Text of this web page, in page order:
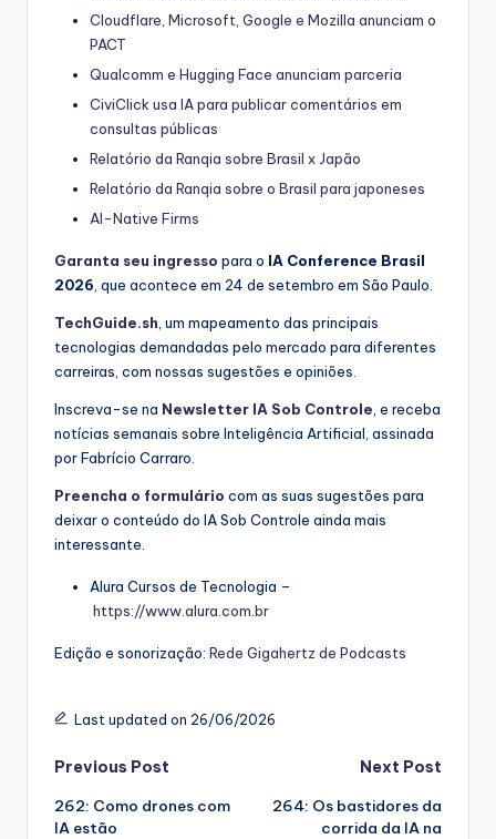
Cloudflare, Microsoft, Google e Mozilla anunciam o
PACT
Qualcomm e Hugging Face anunciam parceria
CiviClick usa IA para publicar comentários em
consultas públicas
Relatório da Ranqia sobre Brasil x Japão
Relatório da Ranqia sobre o Brasil para japoneses
AI-Native Firms
Garanta seu ingresso para o IA Conference Brasil
2026, que acontece em 24 de setembro em São Paulo.
TechGuide.sh, um mapeamento das principais
tecnologias demandadas pelo mercado para diferentes
carreiras, com nossas sugestões e opiniões.
Inscreva-se na Newsletter IA Sob Controle, e receba
notícias semanais sobre Inteligência Artificial, assinada
por Fabrício Carraro.
Preencha o formulário com as suas sugestões para
deixar o conteúdo do IA Sob Controle ainda mais
interessante.
Alura Cursos de Tecnologia –
https://www.alura.com.br
Edição e sonorização: Rede Gigahertz de Podcasts
Last updated on 26/06/2026
Post
navigation
Previous Post
262: Como drones com
IA estão
Next Post
264: Os bastidores da
corrida da IA na